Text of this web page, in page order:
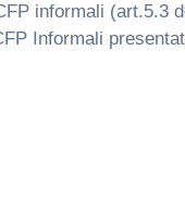
informali (art.5.3
Informali